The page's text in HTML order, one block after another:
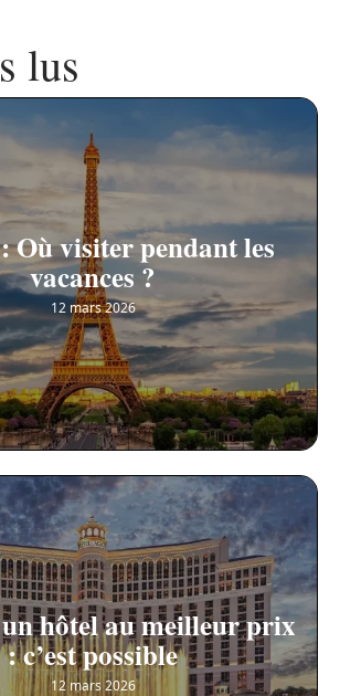
lus
Où visiter pendant les
vacances ?
12 mars 2026
hôtel au meilleur prix
: c’est possible
12 mars 2026